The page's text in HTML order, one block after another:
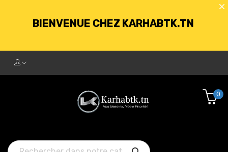
BIENVENUE CHEZ KARHABTK.TN
0